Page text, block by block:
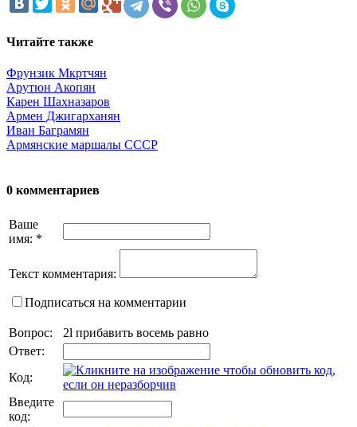
Читайте также
Фрунзик Мкртчян
Арутюн Акопян
Карен Шахназаров
Армен Джигарханян
Иван Баграмян
Армянские маршалы СССР
0 комментариев
Ваше
имя: *
Текст комментария:
Подписаться на комментарии
Вопрос:
2l прибавить восемь равно
Ответ:
Код:
Введите
код: